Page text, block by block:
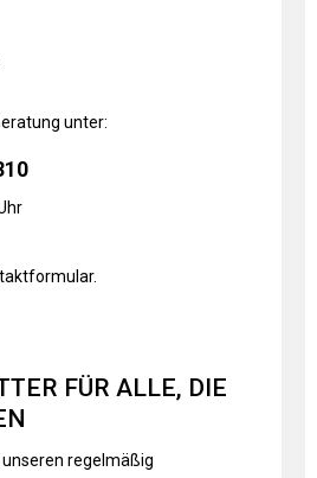
unter:
.
FÜR ALLE, DIE
regelmäßig